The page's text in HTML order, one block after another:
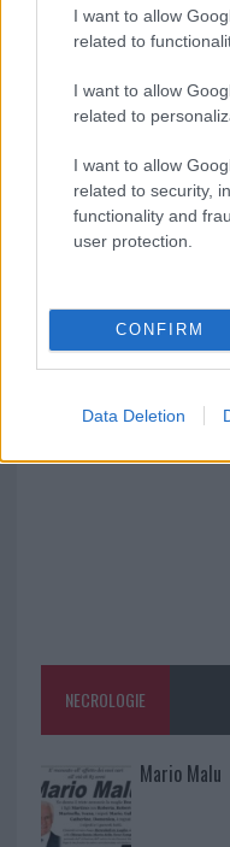
I want to allow
related to
I want to allow
related to
I want to allow
related to security,
functionality and
user protection.
CONFIRM
Data Deletion
Olbia,
esplode la
Monte
NECROLOGIE
Mario Malu